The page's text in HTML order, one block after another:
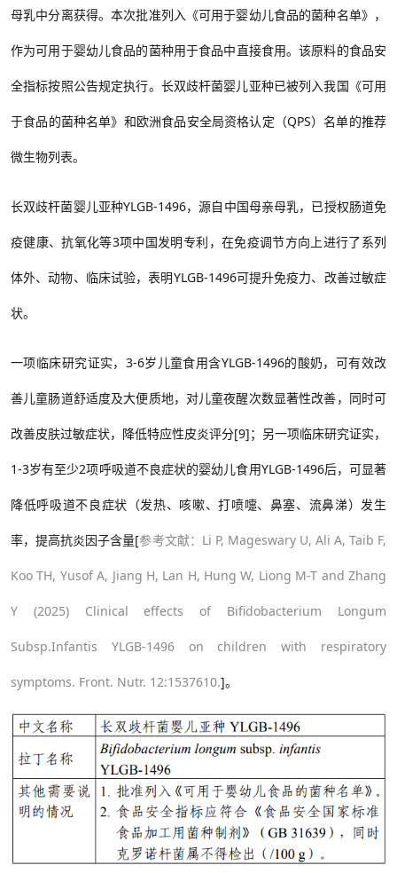
母乳中分离获得。本次批准列入《可用于婴幼儿食品的菌种名单》，
作为可用于婴幼儿食品的菌种用于食品中直接食用。该原料的食品安
全指标按照公告规定执行。长双歧杆菌婴儿亚种已被列入我国《可用
于食品的菌种名单》和欧洲食品安全局资格认定（QPS）名单的推荐
微生物列表。
长双歧杆菌婴儿亚种YLGB-1496，源自中国母亲母乳，已授权肠道免
疫健康、抗氧化等3项中国发明专利，在免疫调节方向上进行了系列
体外、动物、临床试验，表明YLGB-1496可提升免疫力、改善过敏症
状。
一项临床研究证实，3-6岁儿童食用含YLGB-1496的酸奶，可有效改
善儿童肠道舒适度及大便质地，对儿童夜醒次数显著性改善，同时可
改善皮肤过敏症状，降低特应性皮炎评分[9]；另一项临床研究证实，
1-3岁有至少2项呼吸道不良症状的婴幼儿食用YLGB-1496后，可显著
降低呼吸道不良症状（发热、咳嗽、打喷嚏、鼻塞、流鼻涕）发生
率，提高抗炎因子含量[参考文献： Li P, Mageswary U, Ali A, Taib F,
Koo TH, Yusof A, Jiang H, Lan H, Hung W, Liong M-T and Zhang
Y (2025) Clinical effects of Bifidobacterium Longum
Subsp.Infantis YLGB-1496 on children with respiratory
symptoms. Front. Nutr. 12:1537610.]。